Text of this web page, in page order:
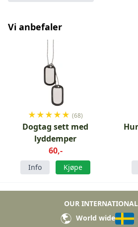
Vi anbefaler
★★★★★ (68)
Dogtag sett med
lyddemper
60,-
Info Kjøpe
OUR
World wide